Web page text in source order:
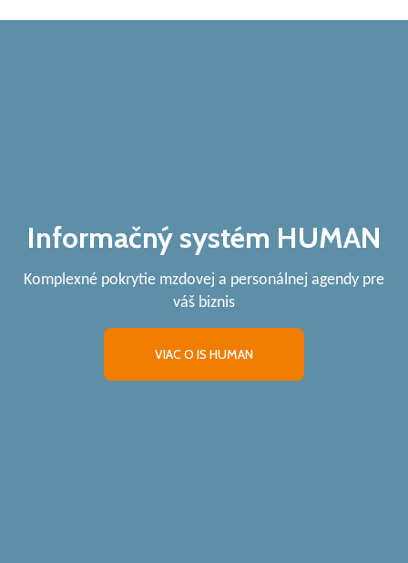
Informačný systém HUMAN
Komplexné pokrytie mzdovej a personálnej agendy pre
váš biznis
VIAC O IS HUMAN